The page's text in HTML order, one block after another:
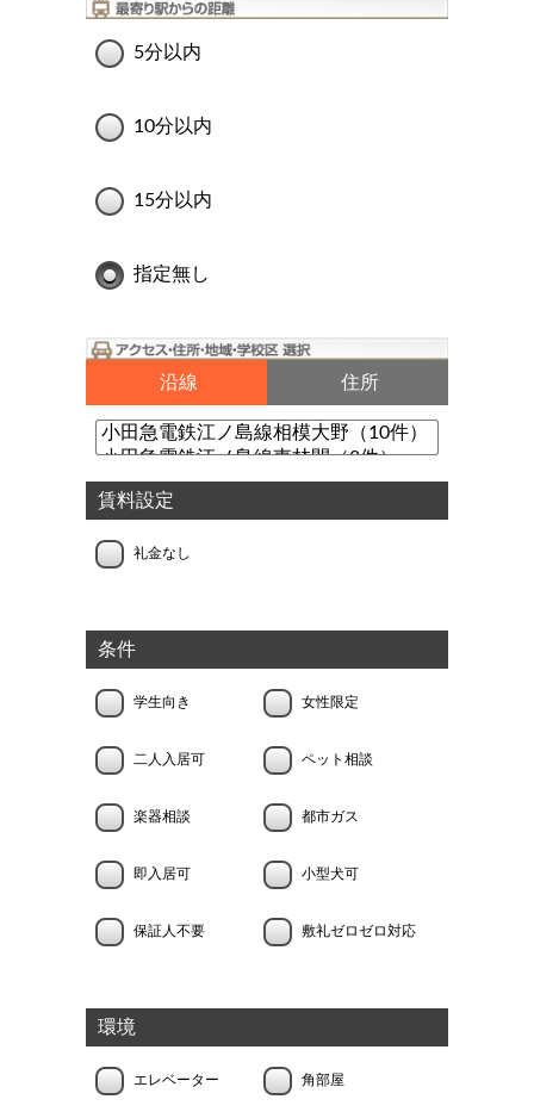
5分以内
10分以内
15分以内
指定無し
沿線 住所
賃料設定
礼金なし
条件
学生向き 女性限定
二人入居可 ペット相談
楽器相談 都市ガス
即入居可 小型犬可
保証人不要 敷礼ゼロゼロ対応
環境
エレベーター 角部屋